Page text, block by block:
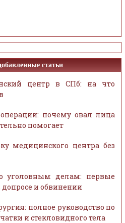
статьи
центр в СПб: на что
почему овал лица
помогает
медицинского центра без
уголовным делам: первые
и обвинении
полное руководство по
и стекловидного тела